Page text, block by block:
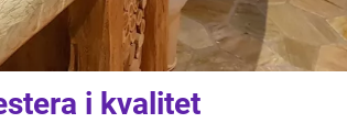
i kvalitet